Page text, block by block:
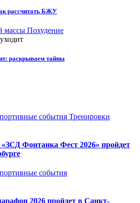
рассчитать БЖУ
массы Похудение
раскрываем тайны
события Тренировки
«ЗСД Фонтанка Фест 2026» пройдет
события
2026 пройдет в Санкт-